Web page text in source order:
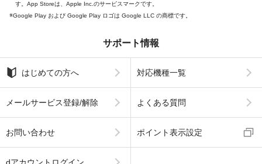
す。App Storeは、Apple Inc.のサービスマークです。
Google Play および Google Play ロゴは Google LLC の商標です。
サポート情報
はじめての方へ 対応機種一覧
メールサービス登録/解除 よくある質問
お問い合わせ ポイント表示設定